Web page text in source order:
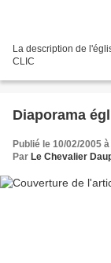
La description de
CLIC
Diaporama
Publié le 10/02/2005
Par Le Chevalier